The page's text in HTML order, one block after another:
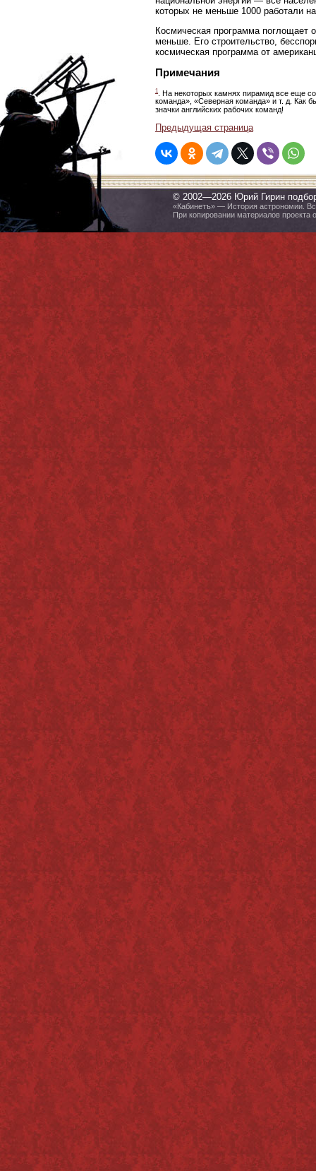
которых не меньше 1000 работали
Космическая программа поглощает
меньше. Его строительство,
космическая программа от
Примечания
1
. На некоторых камнях пирамид все еще
команда», «Северная команда» и т. д. Как
значки английских рабочих команд!
Предыдущая страница
© 2002—2026 Юрий Гирин
«Кабинетъ» — История астрономии.
При копировании материалов проекта